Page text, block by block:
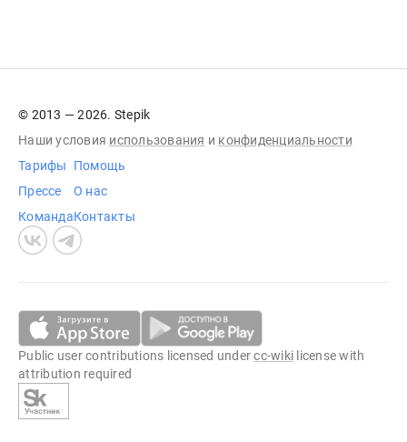
© 2013 — 2026. Stepik
Наши условия использования и конфиденциальности
Тарифы
Прессе
Команда
Помощь
О нас
Контакты
Public user contributions licensed undercc-wiki license with
attribution required